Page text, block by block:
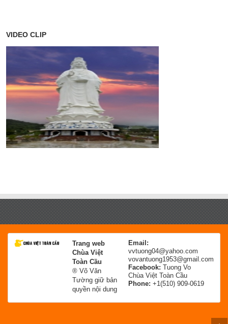
VIDEO CLIP
Trang web
Chùa Việt
Toàn Cầu
® Võ Văn
Tường giữ bản
quyền nội dung
Email:
vvtuong04@yahoo.com
vovantuong1953@gmail.com
Facebook: Tuong Vo
Chùa Việt Toàn Cầu
Phone: +1(510) 909-0619